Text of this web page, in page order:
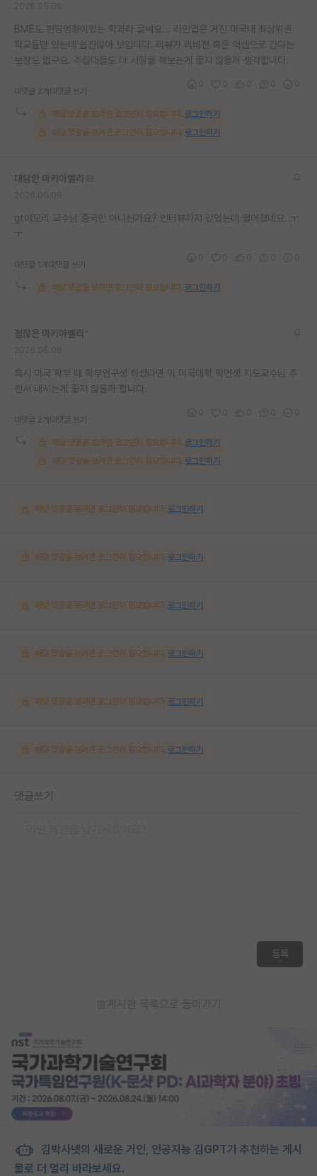
BME도 펀딩영향이있는 학과라 글쎄요... 라인업은 거진 미국내 최상위권
학교들만 있는데 쉽진않아 보입니다. 리뷰가 리비전 혹은 억셉으로 간다는
보장도 없구요. 주립대들도 더 서칭을 해보는게 좋지 않을까 생각합니다.
대댓글 2개 대댓글 쓰기
해당 댓글을 보려면 로그인이 필요합니다. 로그인하기
해당 댓글을 보려면 로그인이 필요합니다. 로그인하기
대담한 마키아벨리
gt에모리 교수님 중국인 아니신가요? 인터뷰까지 갔었는데 떨어졌네요..ㅜ
ㅜ
대댓글 1개 대댓글 쓰기
해당 댓글을 보려면 로그인이 필요합니다. 로그인하기
점잖은 마키아벨리
혹시 미국 학부 때 학부연구생 하셨다면 이 미국대학 학연생 지도교수님 추
천서 내시는게 좋지 않을까 합니다.
대댓글 2개 대댓글 쓰기
해당 댓글을 보려면 로그인이 필요합니다. 로그인하기
해당 댓글을 보려면 로그인이 필요합니다. 로그인하기
해당 댓글을 보려면 로그인이 필요합니다. 로그인하기
해당 댓글을 보려면 로그인이 필요합니다. 로그인하기
해당 댓글을 보려면 로그인이 필요합니다. 로그인하기
해당 댓글을 보려면 로그인이 필요합니다. 로그인하기
해당 댓글을 보려면 로그인이 필요합니다. 로그인하기
해당 댓글을 보려면 로그인이 필요합니다. 로그인하기
댓글쓰기
등록
게시판 목록으로 돌아가기
김박사넷의 새로운 거인, 인공지능 김GPT가 추천하는 게시
물로 더 멀리 바라보세요.